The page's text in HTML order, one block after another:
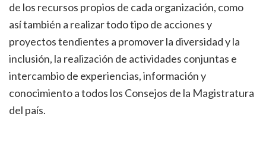
de los recursos propios de cada organización, como
así también a realizar todo tipo de acciones y
proyectos tendientes a promover la diversidad y la
inclusión, la realización de actividades conjuntas e
intercambio de experiencias, información y
conocimiento a todos los Consejos de la Magistratura
del país.